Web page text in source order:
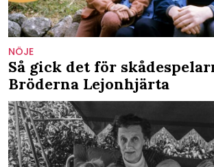
NÖJE
Så gick det för
Bröderna Lejonhjärta